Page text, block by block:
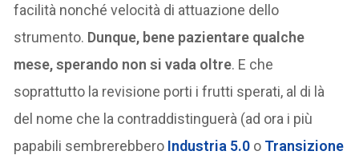
facilità nonché velocità di attuazione dello
strumento. Dunque, bene pazientare qualche
mese, sperando non si vada oltre. E che
soprattutto la revisione porti i frutti sperati, al di là
del nome che la contraddistinguerà (ad ora i più
papabili sembrerebbero Industria 5.0 o Transizione